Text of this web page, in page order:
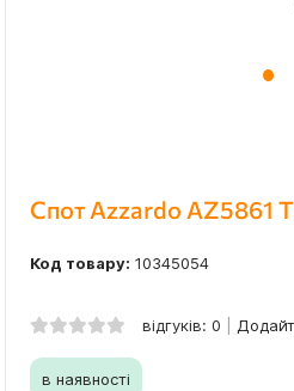
Спот Azzardo AZ5861
Код товару: 10345054
відгуків: 0
в наявності